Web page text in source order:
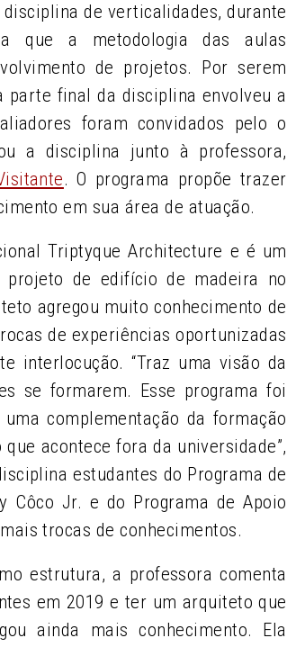
de verticalidades, durante
que a metodologia das aulas
de projetos. Por serem
parte final da disciplina envolveu a
foram convidados pelo o
a disciplina junto à professora,
. O programa propõe trazer
em sua área de atuação.
Triptyque Architecture e é um
projeto de edifício de madeira no
agregou muito conhecimento de
de experiências oportunizadas
interlocução. “Traz uma visão da
se formarem. Esse programa foi
complementação da formação
acontece fora da universidade”,
estudantes do Programa de
Côco Jr. e do Programa de Apoio
trocas de conhecimentos.
estrutura, a professora comenta
em 2019 e ter um arquiteto que
ainda mais conhecimento. Ela